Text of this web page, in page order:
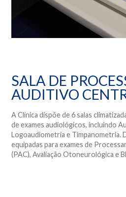
SALA DE
AUDITIVO
A Clínica dispõe de 6 salas
de exames audiológicos, incluindo
Logoaudiometria e Timpanometria.
equipadas para exames de
(PAC), Avaliação Otoneurológica e